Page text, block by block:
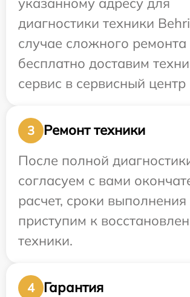
диагностики техники
случае сложного
бесплатно доставим
сервис в сервисный
3
Ремонт техники
После полной
согласуем с вами
расчет, сроки выполнения
приступим к
техники.
4
Гарантия